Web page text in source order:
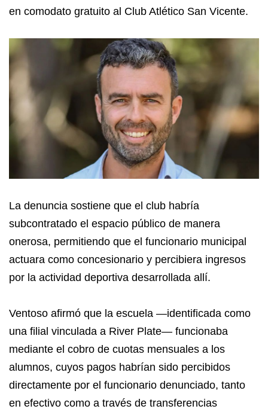
en comodato gratuito al Club Atlético San Vicente.
La denuncia sostiene que el club habría
subcontratado el espacio público de manera
onerosa, permitiendo que el funcionario municipal
actuara como concesionario y percibiera ingresos
por la actividad deportiva desarrollada allí.
Ventoso afirmó que la escuela —identificada como
una filial vinculada a River Plate— funcionaba
mediante el cobro de cuotas mensuales a los
alumnos, cuyos pagos habrían sido percibidos
directamente por el funcionario denunciado, tanto
en efectivo como a través de transferencias